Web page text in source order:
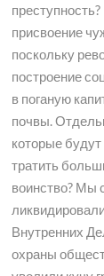
присвоение
поскольку
построение
в поганую
почвы.
которые
тратить
воинство? Мы
Внутренних
охраны